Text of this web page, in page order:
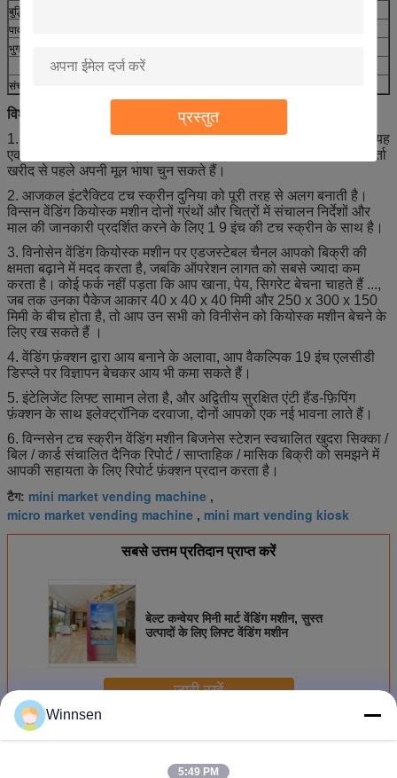
प्रस्तुत
बुद्धिमान लिफ्ट
पावर विफलता संरक्षण
भुगतान प्रणाली विकल्प
सदस्यता कार्ड, कर्मचारी कार्ड, क्यूआर कोड और आदि
संचालन व्यवस्था
विशेषताएं
1. हम आपके लिए यूजर इंटरफेस पर कस्टम अलग-अलग भाषा कर सकते हैं, यह
एक साथ कई भाषाओं को प्रदर्शित करने के विकल्प के साथ भी है।
उपयोगकर्ता
खरीद से पहले अपनी मूल भाषा चुन सकते हैं।
2. आजकल इंटरैक्टिव टच स्क्रीन दुनिया को पूरी तरह से अलग बनाती है।
विन्सन वेंडिंग कियोस्क मशीन दोनों ग्रंथों और चित्रों में संचालन निर्देशों और
माल की जानकारी प्रदर्शित करने के लिए 1 9 इंच की टच स्क्रीन के साथ है।
3. विनोसेन वेंडिंग कियोस्क मशीन पर एडजस्टेबल चैनल आपको बिक्री की
क्षमता बढ़ाने में मदद करता है, जबकि ऑपरेशन लागत को सबसे ज्यादा कम
करता है। कोई फर्क नहीं पड़ता कि आप खाना, पेय, सिगरेट बेचना चाहते हैं ...,
जब तक उनका पैकेज आकार 40 x 40 x 40 मिमी और 250 x 300 x 150
मिमी के बीच होता है, तो आप उन सभी को विनीसेन को कियोस्क मशीन बेचने के
लिए रख सकते हैं ।
4. वेंडिंग फ़ंक्शन द्वारा आय बनाने के अलावा, आप वैकल्पिक 19 इंच एलसीडी
डिस्प्ले पर विज्ञापन बेचकर आय भी कमा सकते हैं।
5. इंटेलिजेंट लिफ्ट सामान लेता है, और अद्वितीय सुरक्षित एंटी हैंड-फ़िपिंग
फ़ंक्शन के साथ इलेक्ट्रॉनिक दरवाजा, दोनों आपको एक नई भावना लाते हैं।
6. विन्नसेन टच स्क्रीन वेंडिंग मशीन बिजनेस स्टेशन स्वचालित खुदरा सिक्का /
बिल / कार्ड संचालित दैनिक रिपोर्ट / साप्ताहिक / मासिक बिक्री को समझने में
आपकी सहायता के लिए रिपोर्ट फ़ंक्शन प्रदान करता है।
टैग: mini market vending machine ,
micro market vending machine , mini mart vending kiosk
सबसे उत्तम प्रतिदान प्राप्त करें
बेल्ट कन्वेयर मिनी मार्ट वेंडिंग मशीन, सुस्त
उत्पादों के लिए लिफ्ट वेंडिंग मशीन
जारी रखें
अधिकमिनी मार्ट वेंडिंग मशीन
Winnsen
5:49 PM